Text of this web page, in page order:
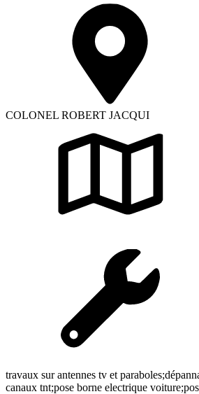
COLONEL ROBERT JACQUI
travaux sur antennes tv et
canaux tnt;pose borne electrique